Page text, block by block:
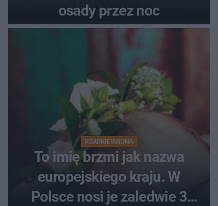
osady przez noc
RZADKIE IMIONA
To imię brzmi jak nazwa
europejskiego kraju. W
Polsce nosi je zaledwie 3